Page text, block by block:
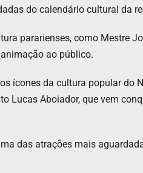
do calendário cultural da
pararienses, como Mestre
ao público.
ícones da cultura popular do
Lucas Aboiador, que vem
das atrações mais